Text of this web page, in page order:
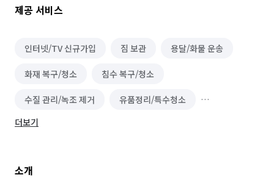
제공 서비스
인터넷/TV 신규가입 짐 보관 용달/화물 운송
화재 복구/청소 침수 복구/청소
수질 관리/녹조 제거 유품정리/특수청소
이사청소/입주청소
악취 제거
더보기
소개